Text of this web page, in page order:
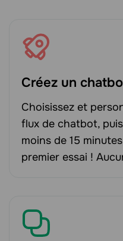
Créez un
Choisissez et
flux de chatbot,
moins de 15
premier essai !